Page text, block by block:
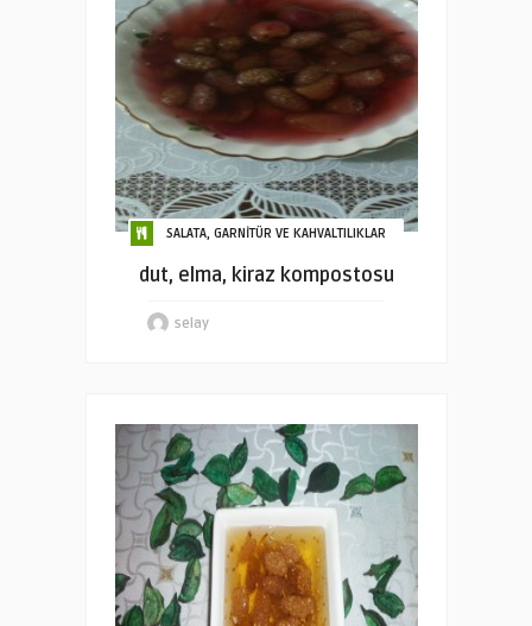
SALATA, GARNİTÜR VE KAHVALTILIKLAR
dut, elma, kiraz kompostosu
selay